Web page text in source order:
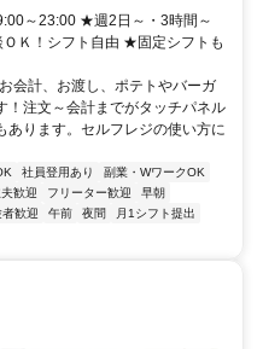
～23:00 ★週2日～・3時間～
Ｋ！シフト自由 ★固定シフトも
会計、お渡し、ポテトやバーガ
！注文～会計までがタッチパネル
あります。セルフレジの使い方に
社員登用あり
副業・WワークOK
歓迎 フリーター歓迎
早朝
歓迎 午前 夜間
月1シフト提出